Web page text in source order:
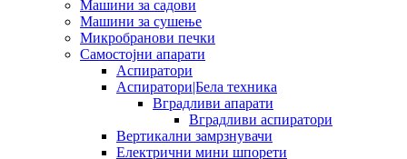
Машини за садови
Машини за сушење
Микробранови печки
Самостојни апарати
Аспиратори
Аспиратори|Бела техника
Вградливи апарати
Вградливи аспиратори
Вертикални замрзнувачи
Електрични мини шпорети